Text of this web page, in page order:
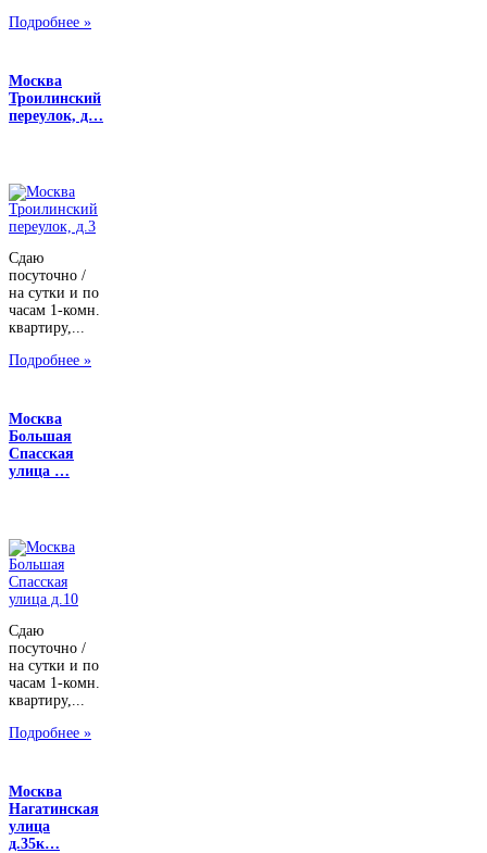
Подробнее »
Москва
Троилинский
переулок, д…
Сдаю
посуточно /
на сутки и по
часам 1-комн.
квартиру,...
Подробнее »
Москва
Большая
Спасская
улица …
Сдаю
посуточно /
на сутки и по
часам 1-комн.
квартиру,...
Подробнее »
Москва
Нагатинская
улица
д.35к…